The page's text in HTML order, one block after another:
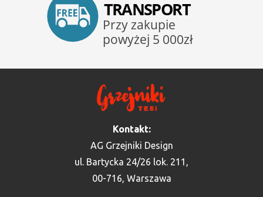
Kontakt:
AG Grzejniki Design
ul. Bartycka 24/26 lok. 211,
00-716, Warszawa